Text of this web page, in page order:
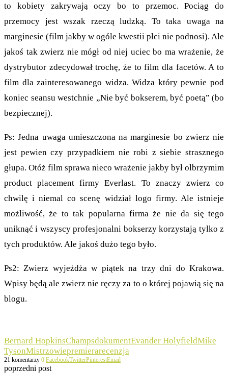
to kobiety zakrywają oczy bo to przemoc. Pociąg do
przemocy jest wszak rzeczą ludzką. To taka uwaga na
marginesie (film jakby w ogóle kwestii płci nie podnosi). Ale
jakoś tak zwierz nie mógł od niej uciec bo ma wrażenie, że
dystrybutor zdecydował trochę, że to film dla facetów. A to
film dla zainteresowanego widza. Widza który pewnie pod
koniec seansu westchnie „Nie być bokserem, być poetą” (bo
bezpiecznej).
Ps: Jedna uwaga umieszczona na marginesie bo zwierz nie
jest pewien czy przypadkiem nie robi z siebie strasznego
głupa. Otóż film sprawa nieco wrażenie jakby był olbrzymim
product placement firmy Everlast. To znaczy zwierz co
chwilę i niemal co scenę widział logo firmy. Ale istnieje
możliwość, że to tak popularna firma że nie da się tego
uniknąć i wszyscy profesjonalni bokserzy korzystają tylko z
tych produktów. Ale jakoś dużo tego było.
Ps2: Zwierz wyjeżdża w piątek na trzy dni do Krakowa.
Wpisy będą ale zwierz nie ręczy za to o której pojawią się na
blogu.
Bernard HopkinsChampsdokumentEvander HolyfieldMike
TysonMistrzowiepremierarecenzja
21 komentarzy 0 FacebookTwitterPinterestEmail
poprzedni post